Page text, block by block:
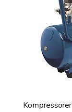
Kompressorer